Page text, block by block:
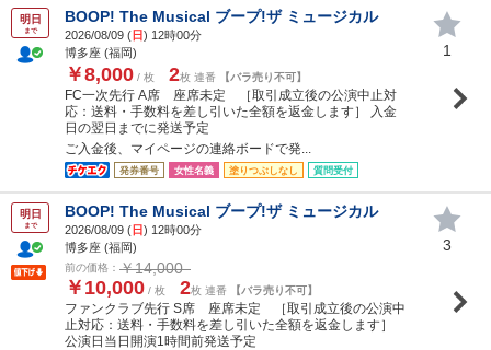
明日
まで
BOOP! The Musical ブープ!ザ ミュージカル
2026/08/09 (日) 12時00分
博多座 (福岡)
￥8,000 / 枚 2枚 連番 【バラ売り不可】
FC一次先行 A席 座席未定 ［取引成立後の公演中止対
応：送料・手数料を差し引いた全額を返金します］ 入金
日の翌日までに発送予定
ご入金後、マイページの連絡ボードで発...
発券番号 女性名義 塗りつぶしなし 質問受付
1
明日
まで
BOOP! The Musical ブープ!ザ ミュージカル
2026/08/09 (日) 12時00分
博多座 (福岡)
前の価格： ￥14,000
￥10,000 / 枚 2枚 連番 【バラ売り不可】
ファンクラブ先行 S席 座席未定 ［取引成立後の公演中
止対応：送料・手数料を差し引いた全額を返金します］
公演日当日開演1時間前発送予定
3